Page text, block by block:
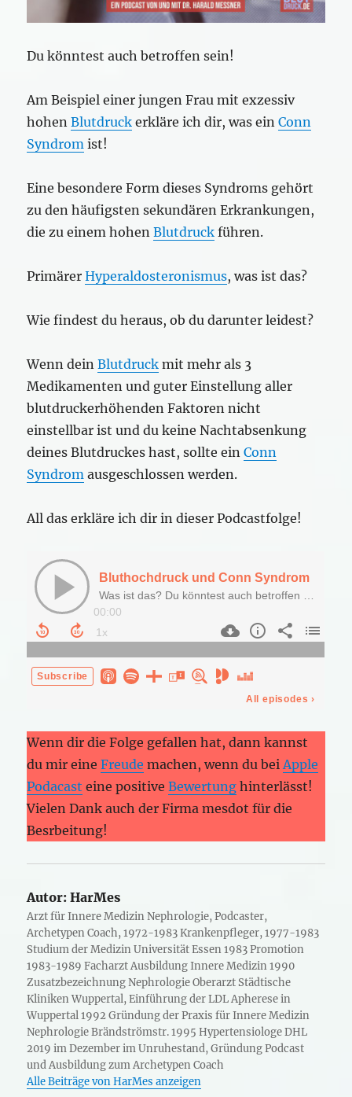
Du könntest auch betroffen sein!
Am Beispiel einer jungen Frau mit exzessiv
hohenBlutdruck erkläre ich dir, was einConn
Syndrom ist!
Eine besondere Form dieses Syndroms gehört
zu den häufigsten sekundären Erkrankungen,
die zu einem hohenBlutdruck führen.
PrimärerHyperaldosteronismus, was ist das?
Wie findest du heraus, ob du darunter leidest?
Wenn deinBlutdruck mit mehr als 3
Medikamenten und guter Einstellung aller
blutdruckerhöhenden Faktoren nicht
einstellbar ist und du keine Nachtabsenkung
deines Blutdruckes hast, sollte einConn
Syndrom ausgeschlossen werden.
All das erkläre ich dir in dieser Podcastfolge!
Wenn dir die Folge gefallen hat, dann kannst
du mir eineFreude machen, wenn du beiApple
Podacast eine positiveBewertung hinterlässt!
Vielen Dank auch der Firma mesdot für die
Besrbeitung!
Autor: HarMes
Arzt für Innere Medizin Nephrologie, Podcaster,
Archetypen Coach, 1972-1983 Krankenpfleger, 1977-1983
Studium der Medizin Universität Essen 1983 Promotion
1983-1989 Facharzt Ausbildung Innere Medizin 1990
Zusatzbezeichnung Nephrologie Oberarzt Städtische
Kliniken Wuppertal, Einführung der LDL Apherese in
Wuppertal 1992 Gründung der Praxis für Innere Medizin
Nephrologie Brändströmstr. 1995 Hypertensiologe DHL
2019 im Dezember im Unruhestand, Gründung Podcast
und Ausbildung zum Archetypen Coach
Alle Beiträge von HarMes anzeigen